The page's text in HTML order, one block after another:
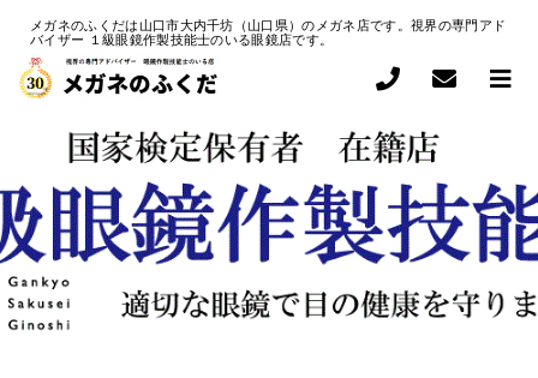
メガネのふくだは山口市大内千坊（山口県）のメガネ店です。視界の専門アド
バイザー １級眼鏡作製技能士のいる眼鏡店です。